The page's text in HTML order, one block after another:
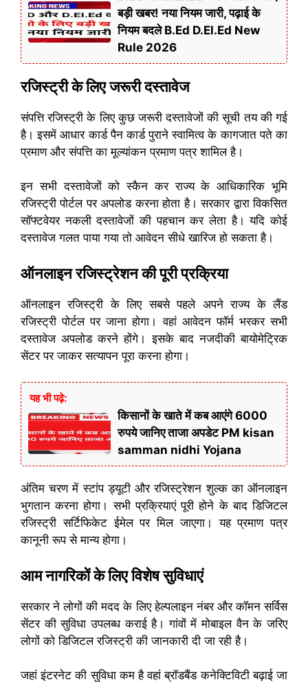
बड़ी खबर! नया नियम जारी, पढ़ाई के
नियम बदले B.Ed D.El.Ed New
Rule 2026
रजिस्ट्री के लिए जरूरी दस्तावेज
संपत्ति रजिस्ट्री के लिए कुछ जरूरी दस्तावेजों की सूची तय की गई
है। इसमें आधार कार्ड पैन कार्ड पुराने स्वामित्व के कागजात पते का
प्रमाण और संपत्ति का मूल्यांकन प्रमाण पत्र शामिल है।
इन सभी दस्तावेजों को स्कैन कर राज्य के आधिकारिक भूमि
रजिस्ट्री पोर्टल पर अपलोड करना होता है। सरकार द्वारा विकसित
सॉफ्टवेयर नकली दस्तावेजों की पहचान कर लेता है। यदि कोई
दस्तावेज गलत पाया गया तो आवेदन सीधे खारिज हो सकता है।
ऑनलाइन रजिस्ट्रेशन की पूरी प्रक्रिया
ऑनलाइन रजिस्ट्री के लिए सबसे पहले अपने राज्य के लैंड
रजिस्ट्री पोर्टल पर जाना होगा। वहां आवेदन फॉर्म भरकर सभी
दस्तावेज अपलोड करने होंगे। इसके बाद नजदीकी बायोमेट्रिक
सेंटर पर जाकर सत्यापन पूरा करना होगा।
यह भी पढ़े:
किसानों के खाते में कब आएंगे 6000
रुपये जानिए ताजा अपडेट PM kisan
samman nidhi Yojana
अंतिम चरण में स्टांप ड्यूटी और रजिस्ट्रेशन शुल्क का ऑनलाइन
भुगतान करना होगा। सभी प्रक्रियाएं पूरी होने के बाद डिजिटल
रजिस्ट्री सर्टिफिकेट ईमेल पर मिल जाएगा। यह प्रमाण पत्र
कानूनी रूप से मान्य होगा।
आम नागरिकों के लिए विशेष सुविधाएं
सरकार ने लोगों की मदद के लिए हेल्पलाइन नंबर और कॉमन सर्विस
सेंटर की सुविधा उपलब्ध कराई है। गांवों में मोबाइल वैन के जरिए
लोगों को डिजिटल रजिस्ट्री की जानकारी दी जा रही है।
जहां इंटरनेट की सुविधा कम है वहां ब्रॉडबैंड कनेक्टिविटी बढ़ाई जा